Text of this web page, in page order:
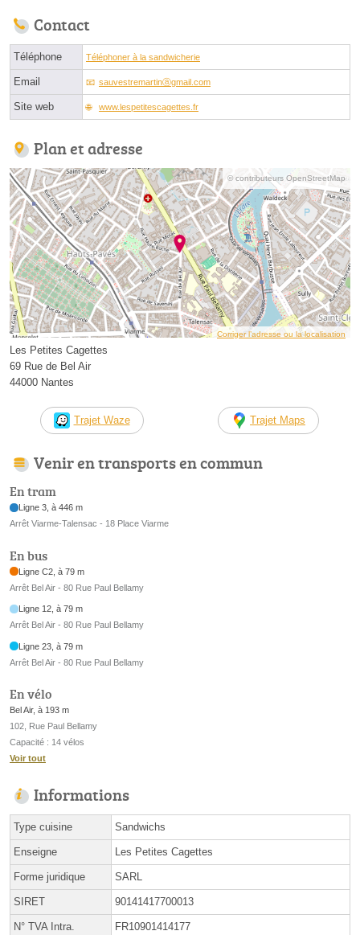
Contact
Téléphone Téléphoner à la sandwicherie
Email sauvestremartinⓐgmail.com
Site web www.lespetitescagettes.fr
Plan et adresse
© contributeurs OpenStreetMap
Corriger l’adresse ou la localisation
Les Petites Cagettes
69 Rue de Bel Air
44000 Nantes
Trajet Waze Trajet Maps
Venir en transports en commun
En tram
Ligne 3, à 446 m
Arrêt Viarme-Talensac - 18 Place Viarme
En bus
Ligne C2, à 79 m
Arrêt Bel Air - 80 Rue Paul Bellamy
Ligne 12, à 79 m
Arrêt Bel Air - 80 Rue Paul Bellamy
Ligne 23, à 79 m
Arrêt Bel Air - 80 Rue Paul Bellamy
En vélo
Bel Air, à 193 m
102, Rue Paul Bellamy
Capacité : 14 vélos
Voir tout
Informations
Type cuisine Sandwichs
Enseigne Les Petites Cagettes
Forme juridique SARL
SIRET 90141417700013
N° TVA Intra. FR10901414177